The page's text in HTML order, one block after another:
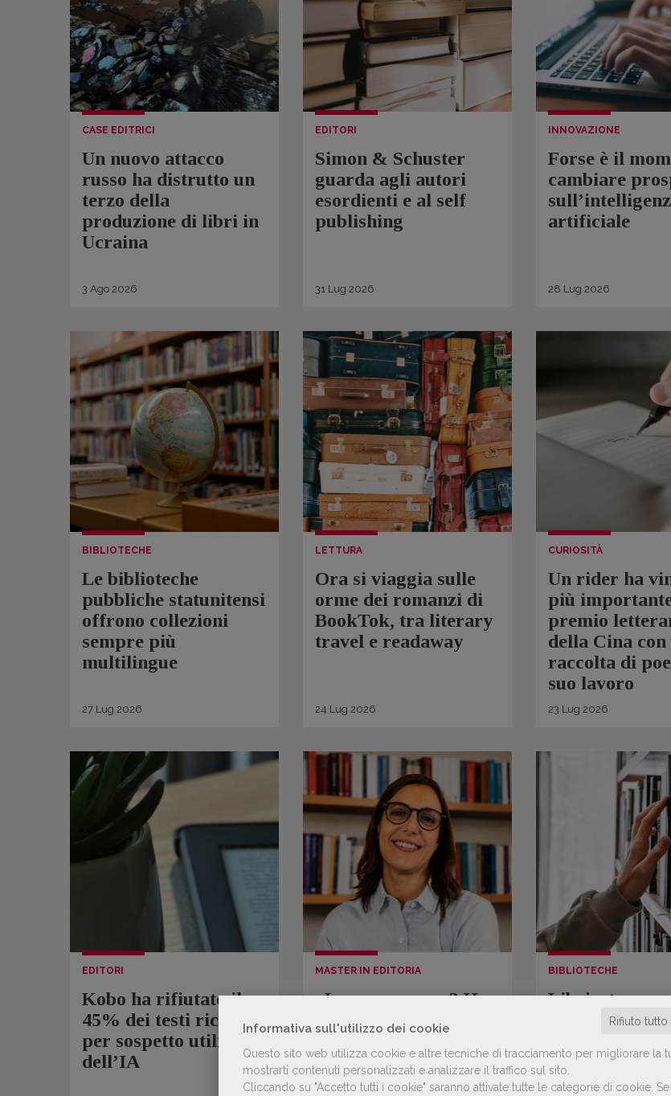
Informativa sull'utilizzo dei cookie
Rifiuto
Questo sito web utilizza cookie e altre tecniche di tracciamento per migliorare la
mostrarti contenuti personalizzati e analizzare il traffico sul sito.
Cliccando su "Accetto tutti i cookie" saranno attivate tutte le categorie di cookie.
CASE EDITRICI
Un nuovo attacco
russo ha distrutto un
terzo della
produzione di libri in
Ucraina
3 Ago 2026
EDITORI
Simon & Schuster
guarda agli autori
esordienti e al self
publishing
31 Lug 2026
INNOVAZIONE
Forse è il
cambiare
artificiale
28 Lug 2026
BIBLIOTECHE
Le biblioteche
pubbliche statunitensi
offrono collezioni
sempre più
multilingue
27 Lug 2026
LETTURA
Ora si viaggia sulle
orme dei romanzi di
BookTok, tra literary
travel e readaway
24 Lug 2026
CURIOSITÀ
Un rider ha
più
premio
della Cina con
raccolta di
suo lavoro
23 Lug 2026
EDITORI
Kobo ha rifiutato il
45% dei testi ricevuti
per sospetto utilizzo
dell’IA
MASTER IN EDITORIA
«La voce umana? Ha
un valore aggiunto
Simona Musmeci,
product manager
BIBLIOTECHE
Libri,
videogiochi,
tutto quello
fare nelle